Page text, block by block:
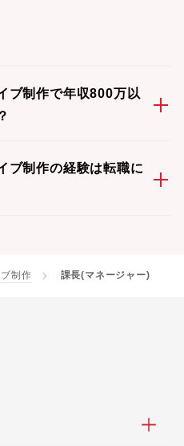
ブ制作で年収800万以
ブ制作の経験は転職に
制作 課長(マネージャー)